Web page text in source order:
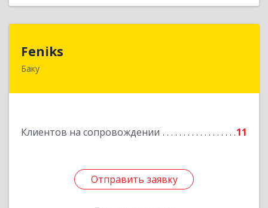
Feniks
Баку
Клиентов на сопровождении 11
Отправить заявку
AZ1029, Азербайджан, г.Баку, пр. Г. Алиева 187Б,
Отправить заявку